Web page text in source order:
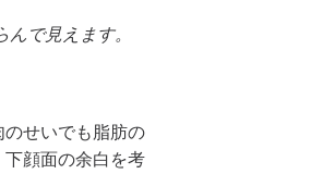
で見えます。
せいでも脂肪の
顔面の余白を考